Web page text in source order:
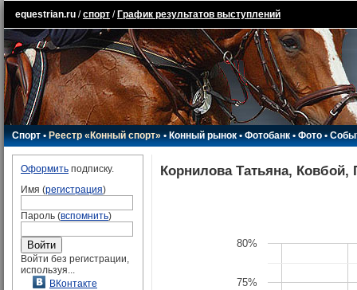
equestrian.ru /спорт / График результатов выступлений
Спорт•Реестр «Конный спорт»•Конный рынок•Фотобанк •Фото•
Оформить подписку.
Имя (регистрация)
Пароль (вспомнить)
Войти без регистрации,
используя...
ВКонтакте
Корнилова Татьяна,
75%
80%